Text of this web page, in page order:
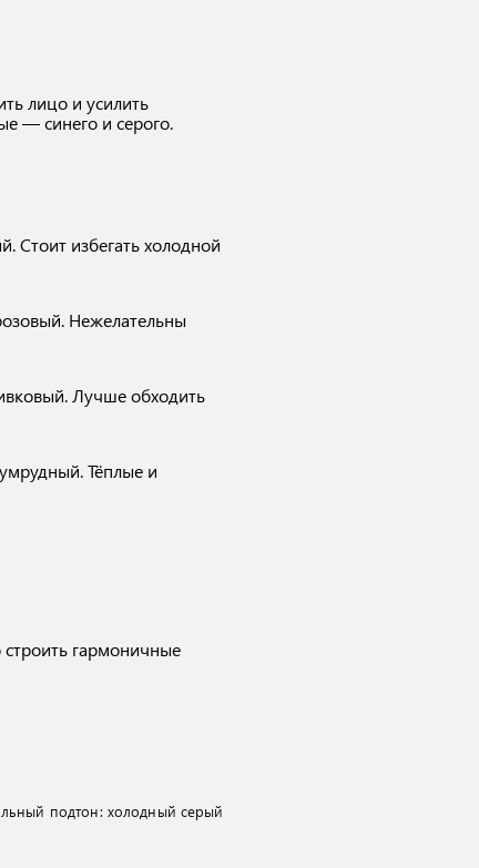
лицо и усилить
— синего и серого.
Стоит избегать холодной
Нежелательны
Лучше обходить
Тёплые и
строить гармоничные
подтон: холодный серый